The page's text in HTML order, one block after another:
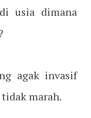
usia dimana
agak invasif
marah.